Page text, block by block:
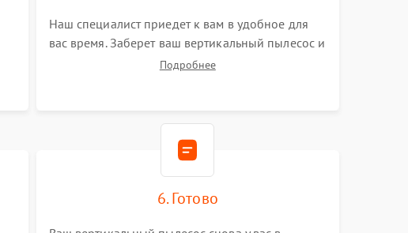
Наш специалист приедет к вам в удобное для
вас время. Заберет ваш вертикальный пылесос и
привезет на склад для диагностики.
Подробнее
6. Готово